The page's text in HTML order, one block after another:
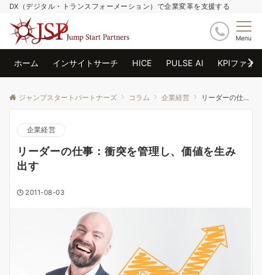
DX（デジタル・トランスフォーメーション）で企業変革を支援する
Menu
ホーム インサイトサーチ HICE PULSE AI KPIファイ
ジャンプスタートパートナーズ コラム 企業経営 リーダーの仕事：衝突を管理し、価値を生み出す
企業経営
リーダーの仕事：衝突を管理し、価値を生み
出す
2011-08-03